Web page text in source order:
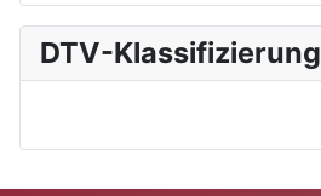
DTV-Klassifizierung